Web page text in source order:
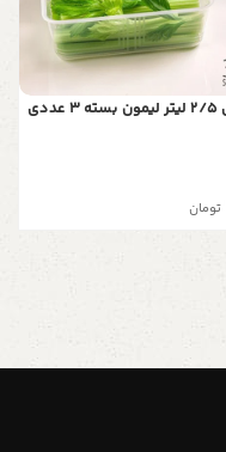
ظرف مستطیل 2/5 لیتر لیمون بسته 3 عددی
تومان